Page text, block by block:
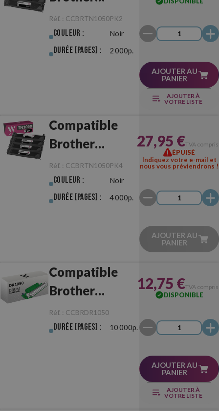
TN1050 Pack
Noir de 2
Toners
Réf. : CCBRTN1050PK2
Couleur : Noir
Durée (pages) : 2 000p.
AJOUTER AU
PANIER
AJOUTER À
VOTRE LISTE
Compatible
Brother
TN1050 Pack
Noir de 4
Toners
Réf. : CCBRTN1050PK4
Couleur : Noir
Durée (pages) : 4 000p.
27,95 €TVA
ÉPUISÉ
Indiquez votre e-mail et
nous vous préviendrons !
AJOUTER AU
PANIER
Compatible
Brother
DR1050
Tambour
Réf. : CCBRDR1050
Durée (pages) : 10 000p.
12,75 €TVA
DISPONIBLE
AJOUTER AU
PANIER
AJOUTER À
VOTRE LISTE